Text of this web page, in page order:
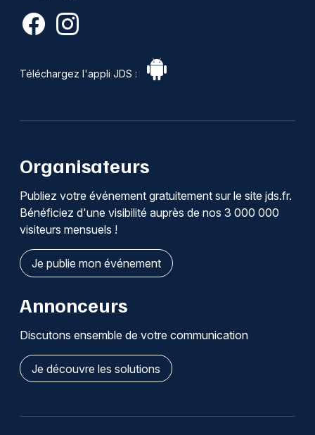
Téléchargez l'appli JDS :
Organisateurs
Publiez votre événement gratuitement sur le site jds.fr.
Bénéficiez d'une visibilité auprès de nos 3 000 000
visiteurs mensuels !
Je publie mon événement
Annonceurs
Discutons ensemble de votre communication
Je découvre les solutions